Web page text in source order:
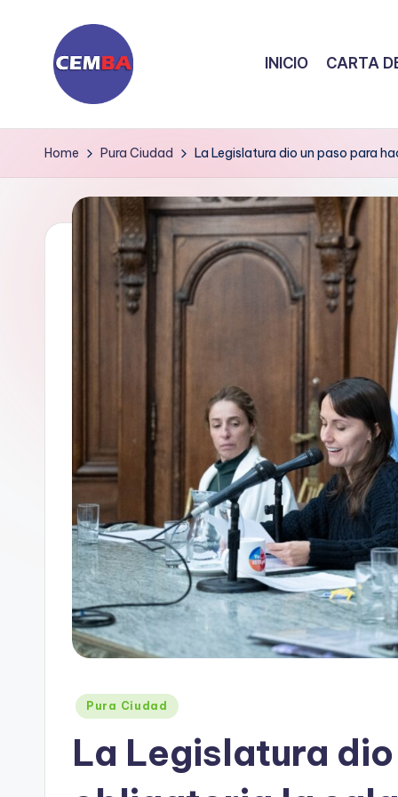
D
i
ri
INICIO CARTA
Home Pura Ciudad La Legislatura dio un paso para
Posted
Pura Ciudad
La Legislatura